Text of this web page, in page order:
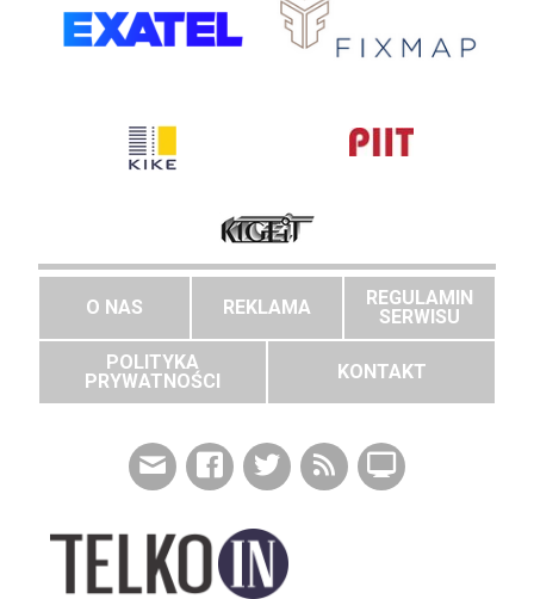
O NAS REKLAMA
REGULAMIN
SERWISU
POLITYKA
PRYWATNOŚCI
KONTAKT